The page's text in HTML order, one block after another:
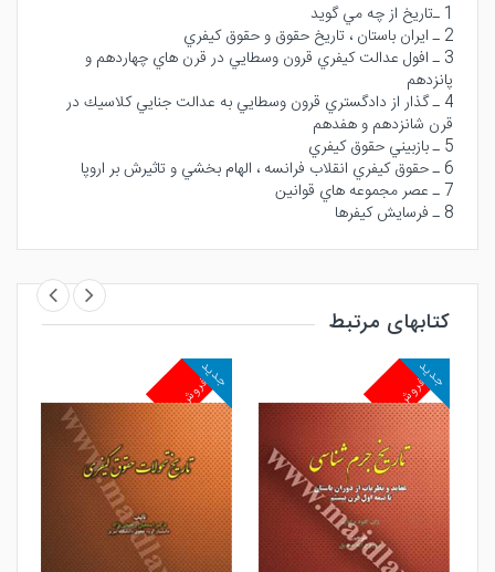
1 ـ‌تاريخ از چه مي گويد
2 ـ ايران باستان ، تاريخ حقوق و حقوق كيفري
3 ـ افول عدالت كيفري قرون وسطايي در قرن هاي چهاردهم و
پانزدهم
4 ـ گذار از دادگستري قرون وسطايي به عدالت جنايي كلاسيك در
قرن شانزدهم و هفدهم
5 ـ بازبيني حقوق كيفري
6 ـ حقوق كيفري انقلاب فرانسه ، الهام بخشي و تاثيرش بر اروپا
7 ـ عصر مجموعه هاي قوانين
8 ـ فرسايش كيفرها
کتابهای مرتبط
پرفروش
جدید پرفروش
جدید